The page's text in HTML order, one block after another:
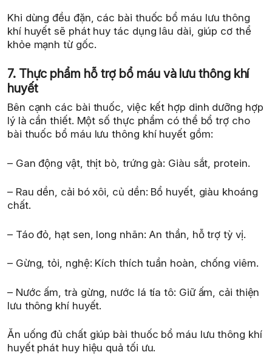
Khi dùng đều đặn, các bài thuốc bổ máu lưu thông
khí huyết sẽ phát huy tác dụng lâu dài, giúp cơ thể
khỏe mạnh từ gốc.
7. Thực phẩm hỗ trợ bổ máu và lưu thông khí
huyết
Bên cạnh các bài thuốc, việc kết hợp dinh dưỡng hợp
lý là cần thiết. Một số thực phẩm có thể bổ trợ cho
bài thuốc bổ máu lưu thông khí huyết gồm:
– Gan động vật, thịt bò, trứng gà: Giàu sắt, protein.
– Rau dền, cải bó xôi, củ dền: Bổ huyết, giàu khoáng
chất.
– Táo đỏ, hạt sen, long nhãn: An thần, hỗ trợ tỳ vị.
– Gừng, tỏi, nghệ: Kích thích tuần hoàn, chống viêm.
– Nước ấm, trà gừng, nước lá tía tô: Giữ ấm, cải thiện
lưu thông khí huyết.
Ăn uống đủ chất giúp bài thuốc bổ máu lưu thông khí
huyết phát huy hiệu quả tối ưu.